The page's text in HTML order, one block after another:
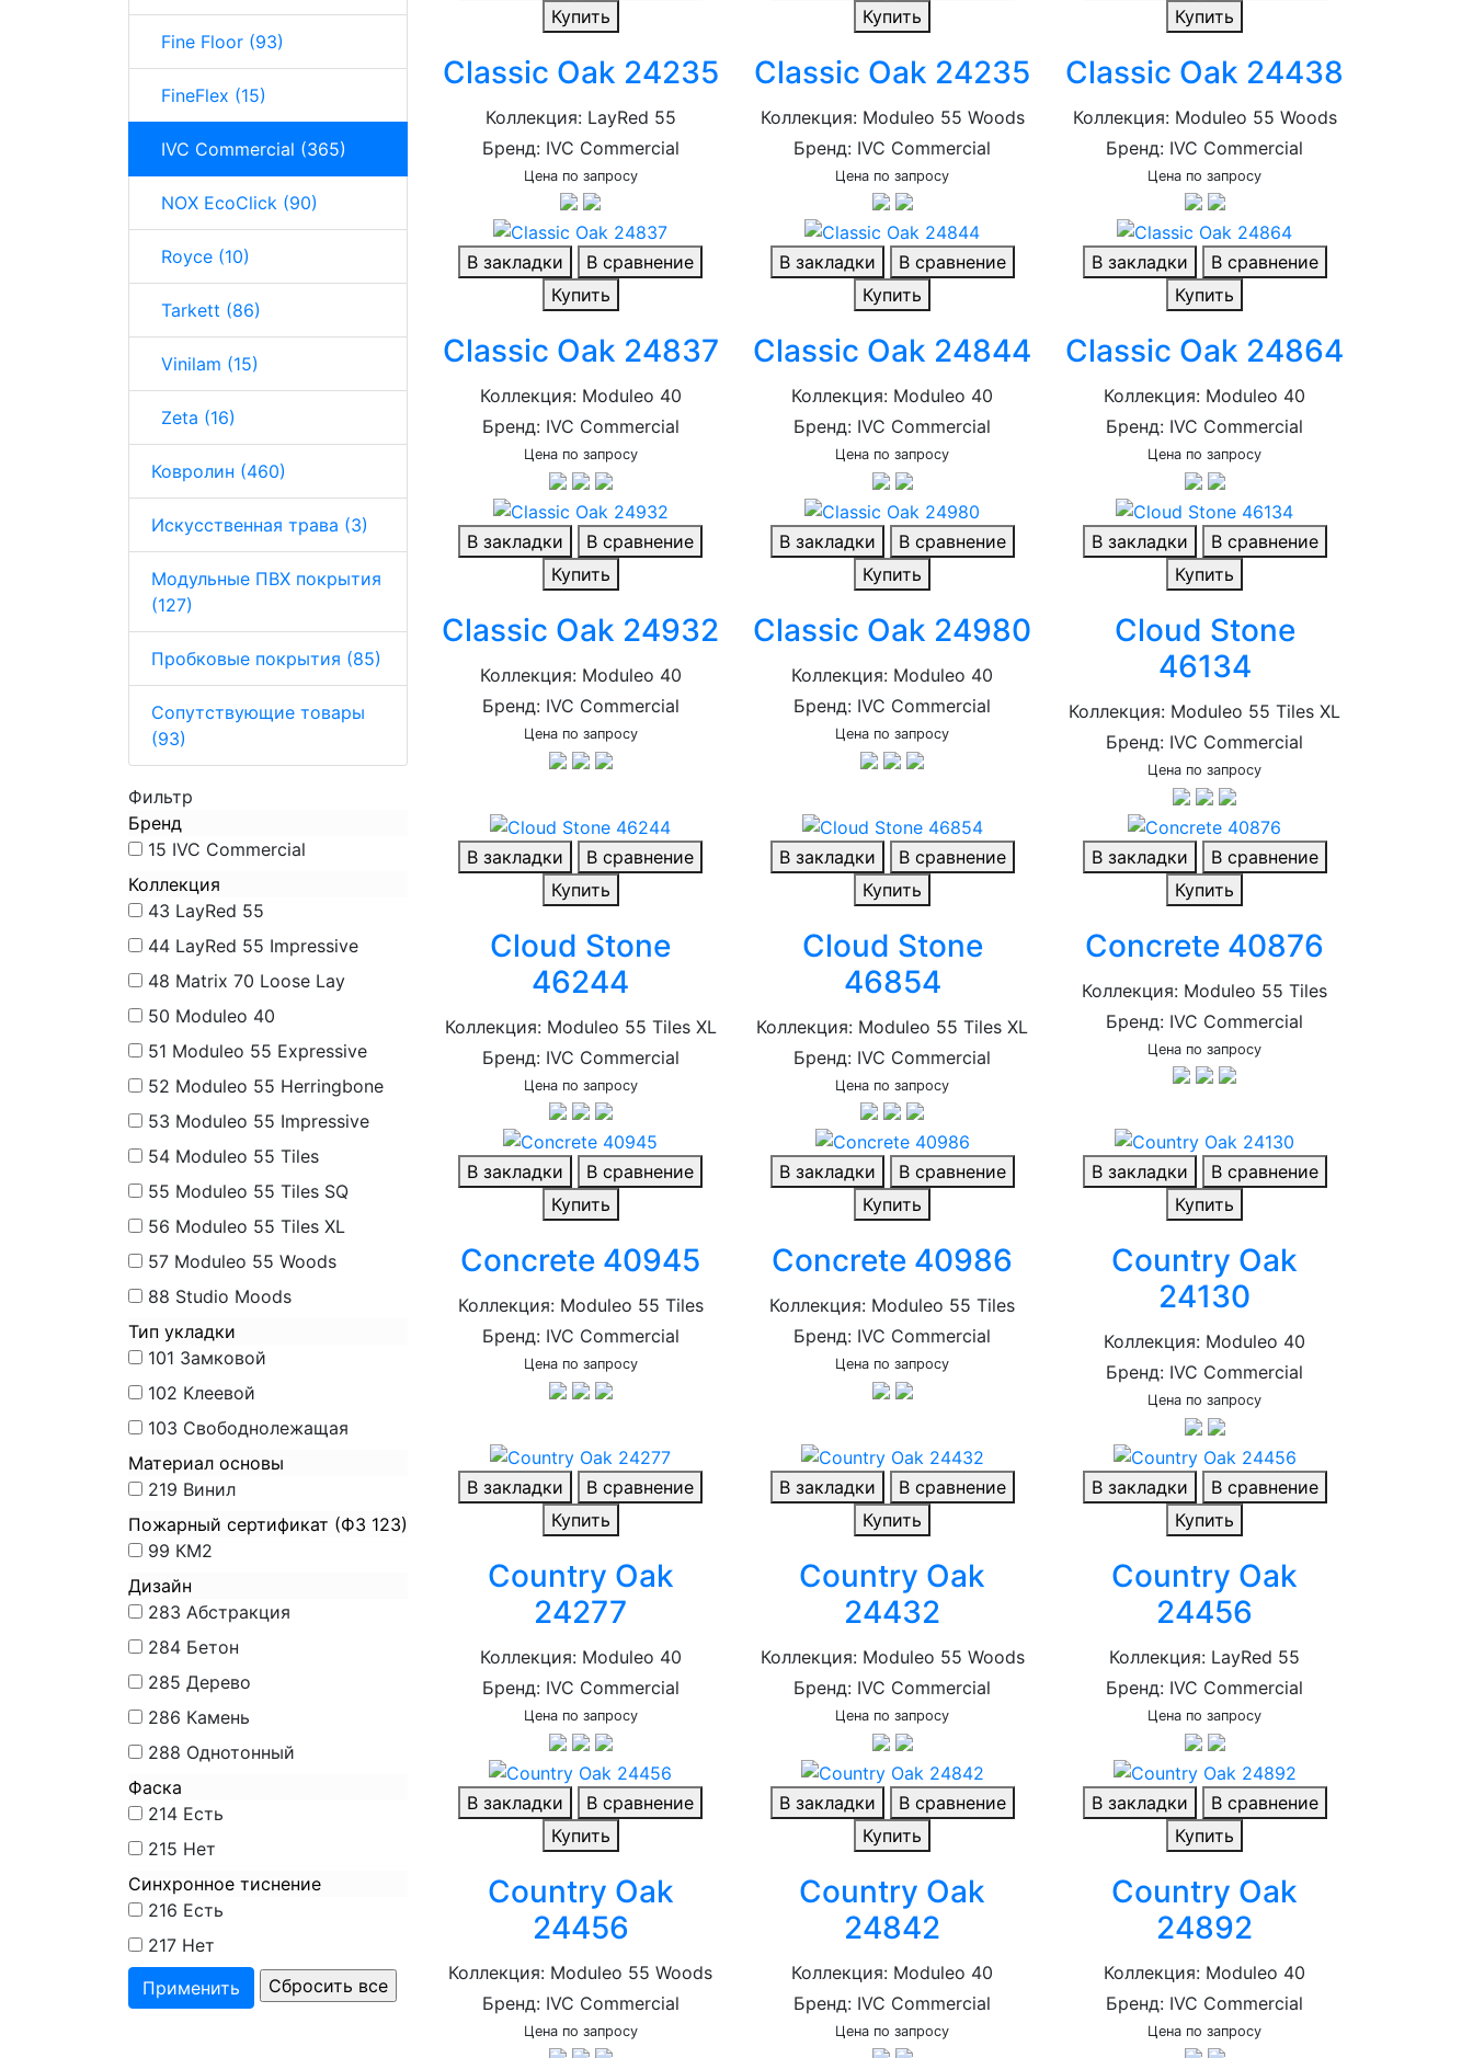
Fine Floor (93)
FineFlex (15)
IVC Commercial (365)
NOX EcoClick (90)
Royce (10)
Tarkett (86)
Vinilam (15)
Zeta (16)
Ковролин (460)
Искусственная трава (3)
Модульные ПВХ покрытия
(127)
Пробковые покрытия (85)
Сопутствующие товары
(93)
Фильтр
Бренд
15 IVC Commercial
Коллекция
43 LayRed 55
44 LayRed 55 Impressive
48 Matrix 70 Loose Lay
50 Moduleo 40
51 Moduleo 55 Expressive
52 Moduleo 55 Herringbone
53 Moduleo 55 Impressive
54 Moduleo 55 Tiles
55 Moduleo 55 Tiles SQ
56 Moduleo 55 Tiles XL
57 Moduleo 55 Woods
88 Studio Moods
Тип укладки
101 Замковой
102 Клеевой
103 Свободнолежащая
Материал основы
219 Винил
Пожарный сертификат (ФЗ 123)
99 КМ2
Дизайн
283 Абстракция
284 Бетон
285 Дерево
286 Камень
288 Однотонный
Фаска
214 Есть
215 Нет
Синхронное тиснение
216 Есть
217 Нет
Купить
Classic Oak 24235
Коллекция: LayRed 55
Бренд: IVC Commercial
Цена по запросу
Купить
Classic Oak 24235
Коллекция: Moduleo 55 Woods
Бренд: IVC Commercial
Цена по запросу
Купить
Classic Oak 24438
Коллекция: Moduleo 55 Woods
Бренд: IVC Commercial
Цена по запросу
В закладки
В сравнение
Купить
Classic Oak 24837
Коллекция: Moduleo 40
Бренд: IVC Commercial
Цена по запросу
В закладки
В сравнение
Купить
Classic Oak 24844
Коллекция: Moduleo 40
Бренд: IVC Commercial
Цена по запросу
В закладки
В сравнение
Купить
Classic Oak 24864
Коллекция: Moduleo 40
Бренд: IVC Commercial
Цена по запросу
В закладки
В сравнение
Купить
Classic Oak 24932
Коллекция: Moduleo 40
Бренд: IVC Commercial
Цена по запросу
В закладки
В сравнение
Купить
Classic Oak 24980
Коллекция: Moduleo 40
Бренд: IVC Commercial
Цена по запросу
В закладки
В сравнение
Купить
Cloud Stone
46134
Коллекция: Moduleo 55 Tiles XL
Бренд: IVC Commercial
Цена по запросу
В закладки
В сравнение
Купить
Cloud Stone
46244
Коллекция: Moduleo 55 Tiles XL
Бренд: IVC Commercial
Цена по запросу
В закладки
В сравнение
Купить
Cloud Stone
46854
Коллекция: Moduleo 55 Tiles XL
Бренд: IVC Commercial
Цена по запросу
В закладки
В сравнение
Купить
Concrete 40876
Коллекция: Moduleo 55 Tiles
Бренд: IVC Commercial
Цена по запросу
В закладки
В сравнение
Купить
Concrete 40945
Коллекция: Moduleo 55 Tiles
Бренд: IVC Commercial
Цена по запросу
В закладки
В сравнение
Купить
Concrete 40986
Коллекция: Moduleo 55 Tiles
Бренд: IVC Commercial
Цена по запросу
В закладки
В сравнение
Купить
Country Oak
24130
Коллекция: Moduleo 40
Бренд: IVC Commercial
Цена по запросу
В закладки
В сравнение
Купить
Country Oak
24277
Коллекция: Moduleo 40
Бренд: IVC Commercial
Цена по запросу
В закладки
В сравнение
Купить
Country Oak
24432
Коллекция: Moduleo 55 Woods
Бренд: IVC Commercial
Цена по запросу
В закладки
В сравнение
Купить
Country Oak
24456
Коллекция: LayRed 55
Бренд: IVC Commercial
Цена по запросу
В закладки
В сравнение
Купить
Country Oak
24456
Коллекция: Moduleo 55 Woods
Бренд: IVC Commercial
Цена по запросу
В закладки
В сравнение
Купить
Country Oak
24842
Коллекция: Moduleo 40
Бренд: IVC Commercial
Цена по запросу
В закладки
В сравнение
Купить
Country Oak
24892
Коллекция: Moduleo 40
Бренд: IVC Commercial
Цена по запросу